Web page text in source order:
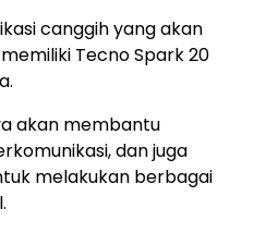
canggih yang akan
Tecno Spark 20
akan membantu
dan juga
melakukan berbagai